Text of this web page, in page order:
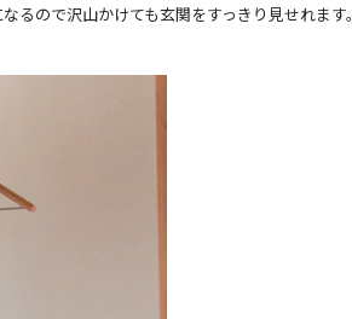
ので沢山かけても玄関をすっきり見せれます。